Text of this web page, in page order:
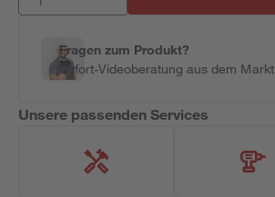
Fragen zum Produkt?
Sofort-Videoberatung aus dem Markt
Unsere passenden Services